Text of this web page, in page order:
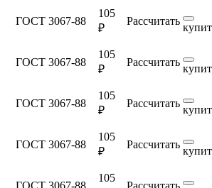
ГОСТ 3067-88
105
₽
Рассчитать
ГОСТ 3067-88
105
₽
Рассчитать
ГОСТ 3067-88
105
₽
Рассчитать
ГОСТ 3067-88
105
₽
Рассчитать
ГОСТ 3067-88
105
Рассчитать